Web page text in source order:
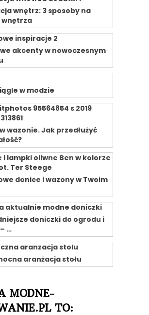
wnętrz: 3 sposoby na
wnętrza
akcenty w nowoczesnym
w modzie
wazonie. Jak przedłużyć
donice i wazony w Twoim
doniczki do ogrodu i
…
aranżacja stołu
MODNE-
TO: